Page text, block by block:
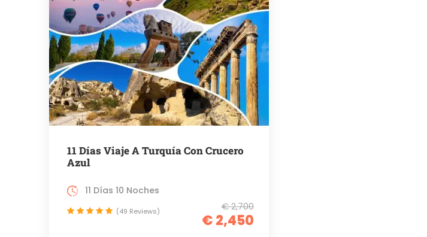
11 Días Viaje A Turquía Con Crucero
Azul
€ 2,700
€ 2,450
11 Días 10 Noches
(49 Reviews)